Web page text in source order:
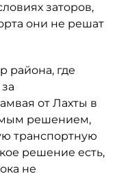
заторов,
они не решат
района, где
от Лахты в
решением,
транспортную
решение есть,
не